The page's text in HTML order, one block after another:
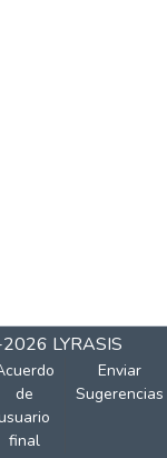
LYRASIS
de
final
Enviar
Sugerencias